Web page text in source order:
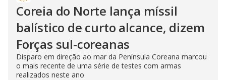
Coreia do Norte lança míssil
balístico de curto alcance, dizem
Forças sul-coreanas
Disparo em direção ao mar da Península Coreana marcou
o mais recente de uma série de testes com armas
realizados neste ano